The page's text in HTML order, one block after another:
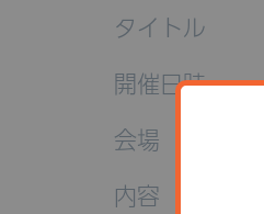
タイトル
開催日時
会場
内容